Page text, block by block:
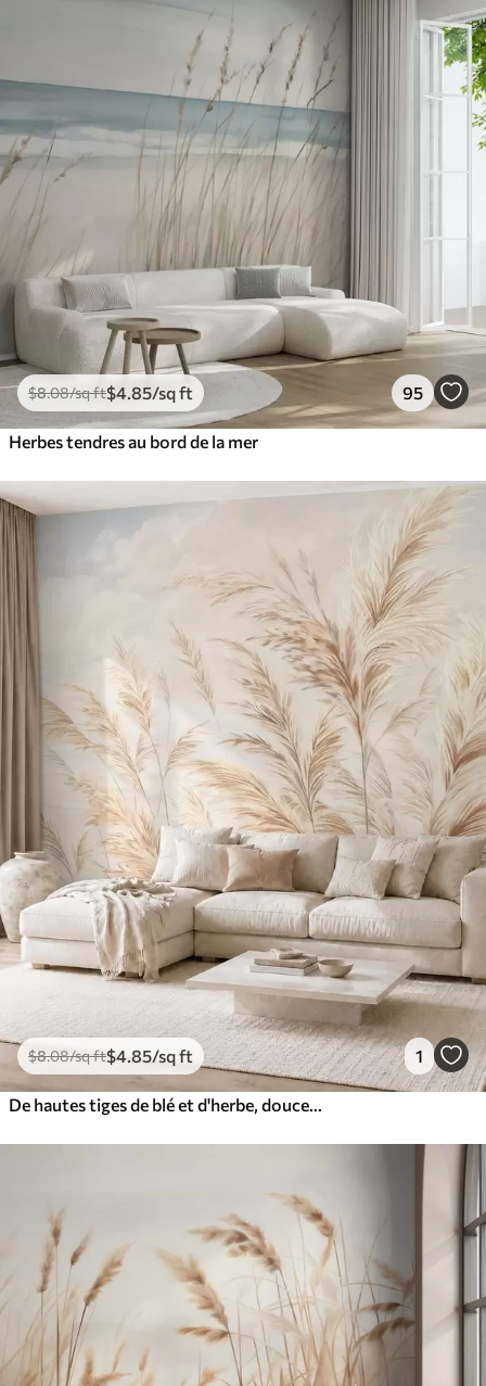
$8.08/sq ft$4 .85/sq ft 95
Herbes tendres au bord de la mer
$8.08/sq ft$4.85/sq ft 1